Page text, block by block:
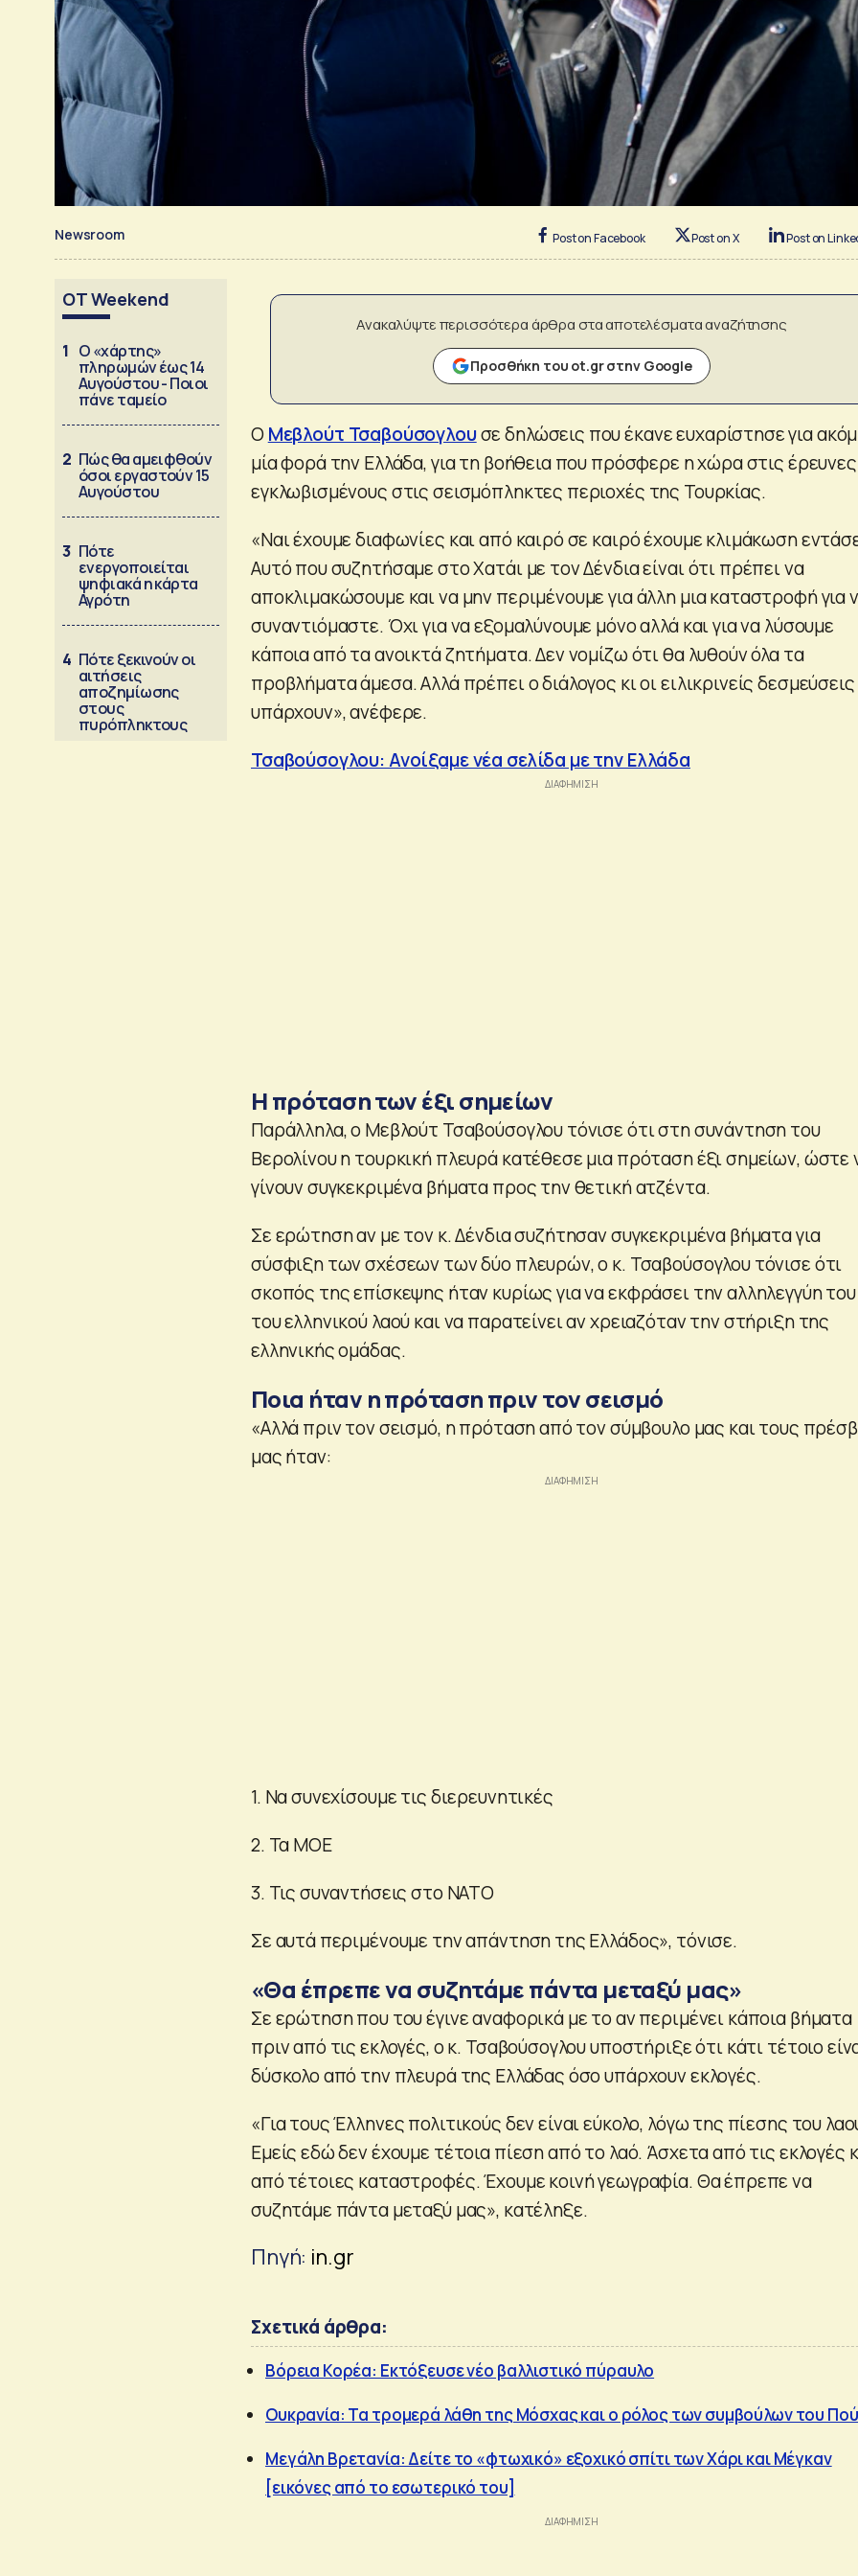
Newsroom Post on Facebook Post on X Post on
OT Weekend
1 Ο «χάρτης»
πληρωμών έως 14
Αυγούστου - Ποιοι
πάνε ταμείο
2 Πώς θα αμειφθούν
όσοι εργαστούν 15
Αυγούστου
3 Πότε
ενεργοποιείται
ψηφιακά η κάρτα
Αγρότη
4 Πότε ξεκινούν οι
αιτήσεις
αποζημίωσης
στους
πυρόπληκτους
Ανακαλύψτε περισσότερα άρθρα στα αποτελέσματα αναζήτησης
Προσθήκη του ot.gr στην Google
Ο Μεβλούτ Τσαβούσογλουσε δηλώσεις που έκανε ευχαρίστησε για
μία φορά την Ελλάδα, για τη βοήθεια που πρόσφερε η χώρα στις έρευνες
εγκλωβισμένους στις σεισμόπληκτες περιοχές της Τουρκίας.
«Ναι έχουμε διαφωνίες και από καιρό σε καιρό έχουμε κλιμάκωση
Αυτό που συζητήσαμε στο Χατάι με τον Δένδια είναι ότι πρέπει να
αποκλιμακώσουμε και να μην περιμένουμε για άλλη μια καταστροφή για
συναντιόμαστε. Όχι για να εξομαλύνουμε μόνο αλλά και για να λύσουμε
κάποια από τα ανοικτά ζητήματα. Δεν νομίζω ότι θα λυθούν όλα τα
προβλήματα άμεσα. Αλλά πρέπει ο διάλογος κι οι ειλικρινείς
υπάρχουν», ανέφερε.
Τσαβούσογλου: Ανοίξαμε νέα σελίδα με την Ελλάδα
Η πρόταση των έξι σημείων
Παράλληλα, ο Μεβλούτ Τσαβούσογλου τόνισε ότι στη συνάντηση του
Βερολίνου η τουρκική πλευρά κατέθεσε μια πρόταση έξι σημείων, ώστε
γίνουν συγκεκριμένα βήματα προς την θετική ατζέντα.
Σε ερώτηση αν με τον κ. Δένδια συζήτησαν συγκεκριμένα βήματα για
σύσφιξη των σχέσεων των δύο πλευρών, ο κ. Τσαβούσογλου τόνισε ότι
σκοπός της επίσκεψης ήταν κυρίως για να εκφράσει την αλληλεγγύη του
του ελληνικού λαού και να παρατείνει αν χρειαζόταν την στήριξη της
ελληνικής ομάδας.
Ποια ήταν η πρόταση πριν τον σεισμό
«Αλλά πριν τον σεισμό, η πρόταση από τον σύμβουλο μας και τους
μας ήταν:
1. Να συνεχίσουμε τις διερευνητικές
2. Τα ΜΟΕ
3. Τις συναντήσεις στο ΝΑΤΟ
Σε αυτά περιμένουμε την απάντηση της Ελλάδος», τόνισε.
«Θα έπρεπε να συζητάμε πάντα μεταξύ μας»
Σε ερώτηση που του έγινε αναφορικά με το αν περιμένει κάποια βήματα
πριν από τις εκλογές, ο κ. Τσαβούσογλου υποστήριξε ότι κάτι τέτοιο
δύσκολο από την πλευρά της Ελλάδας όσο υπάρχουν εκλογές.
«Για τους Έλληνες πολιτικούς δεν είναι εύκολο, λόγω της πίεσης του
Εμείς εδώ δεν έχουμε τέτοια πίεση από το λαό. Άσχετα από τις εκλογές
από τέτοιες καταστροφές. Έχουμε κοινή γεωγραφία. Θα έπρεπε να
συζητάμε πάντα μεταξύ μας», κατέληξε.
Πηγή: in.gr
Σχετικά άρθρα:
Βόρεια Κορέα: Εκτόξευσε νέο βαλλιστικό πύραυλο
Ουκρανία: Τα τρομερά λάθη της Μόσχας και ο ρόλος των συμβούλων του
Μεγάλη Βρετανία: Δείτε το «φτωχικό» εξοχικό σπίτι των Χάρι και Μέγκαν
[εικόνες από το εσωτερικό του]